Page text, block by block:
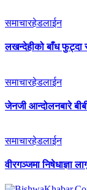
समाचारहेडलाईन
लखन्देहीको बाँध फुट्दा
समाचारहेडलाईन
जेनजी आन्दोलनबारे
समाचारहेडलाईन
वीरगञ्जमा निषेधाज्ञा